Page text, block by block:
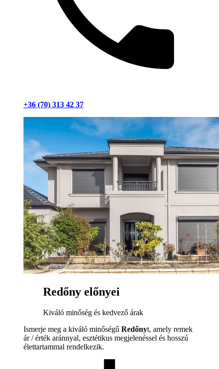
+36 (70) 313 42 37
Redőny előnyei
Kiváló minőség és kedvező árak
Ismerje meg a kiváló minőségű Redőnyt, amely remek
ár / érték aránnyal, esztétikus megjelenéssel és hosszú
élettartammal rendelkezik.